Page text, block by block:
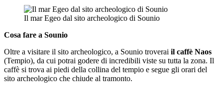
Il mar Egeo dal sito archeologico di Sounio
Cosa fare a Sounio
Oltre a visitare il sito archeologico, a Sounio troverai il caffè Naos
(Tempio), da cui potrai godere di incredibili viste su tutta la zona. Il
caffè si trova ai piedi della collina del tempio e segue gli orari del
sito archeologico che chiude al tramonto.